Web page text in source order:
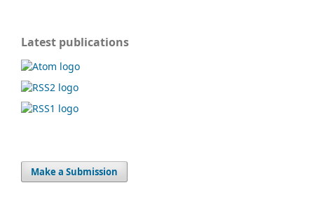
Latest publications
Make a Submission